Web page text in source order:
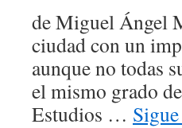
de Miguel
ciudad con un
aunque no todas
el mismo grado
Estudios …